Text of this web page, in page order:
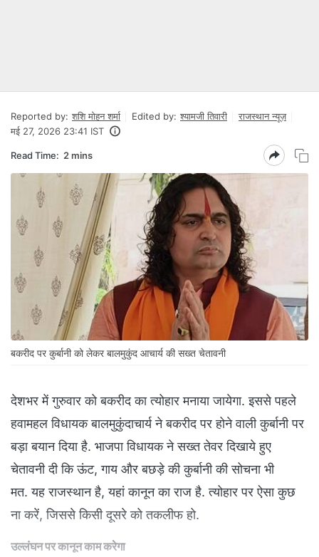
Reported by: शशि मोहन शर्मा Edited by: श्यामजी तिवारी
राजस्थान न्यूज़
मई 27, 2026 23:41 IST
Read Time: 2 mins
बकरीद पर कुर्बानी को लेकर बालमुकुंद आचार्य की सख्त चेतावनी
देशभर में गुरुवार को बकरीद का त्योहार मनाया जायेगा. इससे पहले
हवामहल विधायक बालमुकुंदाचार्य ने बकरीद पर होने वाली कुर्बानी पर
बड़ा बयान दिया है. भाजपा विधायक ने सख्त तेवर दिखाये हुए
चेतावनी दी कि ऊंट, गाय और बछड़े की कुर्बानी की सोचना भी
मत. यह राजस्थान है, यहां कानून का राज है. त्योहार पर ऐसा कुछ
ना करें, जिससे किसी दूसरे को तकलीफ हो.
उल्लंघन पर कानून काम करेगा